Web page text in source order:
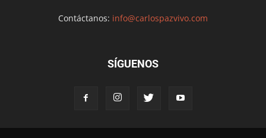
Contáctanos: info@carlospazvivo.com
SÍGUENOS